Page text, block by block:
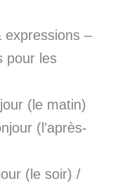
expressions –
pour les
(le matin)
(l’après-
(le soir) /